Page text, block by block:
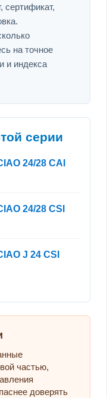
сертификат,
на точное
и индекса
серии
24/28 CAI
24/28 CSI
J 24 CSI
частью,
доверять